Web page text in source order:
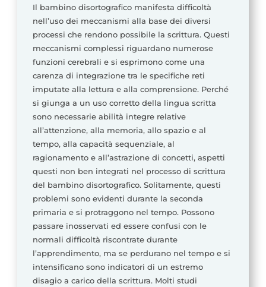
Il bambino disortografico manifesta difficoltà
nell’uso dei meccanismi alla base dei diversi
processi che rendono possibile la scrittura. Questi
meccanismi complessi riguardano numerose
funzioni cerebrali e si esprimono come una
carenza di integrazione tra le specifiche reti
imputate alla lettura e alla comprensione. Perché
si giunga a un uso corretto della lingua scritta
sono necessarie abilità integre relative
all’attenzione, alla memoria, allo spazio e al
tempo, alla capacità sequenziale, al
ragionamento e all’astrazione di concetti, aspetti
questi non ben integrati nel processo di scrittura
del bambino disortografico. Solitamente, questi
problemi sono evidenti durante la seconda
primaria e si protraggono nel tempo. Possono
passare inosservati ed essere confusi con le
normali difficoltà riscontrate durante
l’apprendimento, ma se perdurano nel tempo e si
intensificano sono indicatori di un estremo
disagio a carico della scrittura. Molti studi